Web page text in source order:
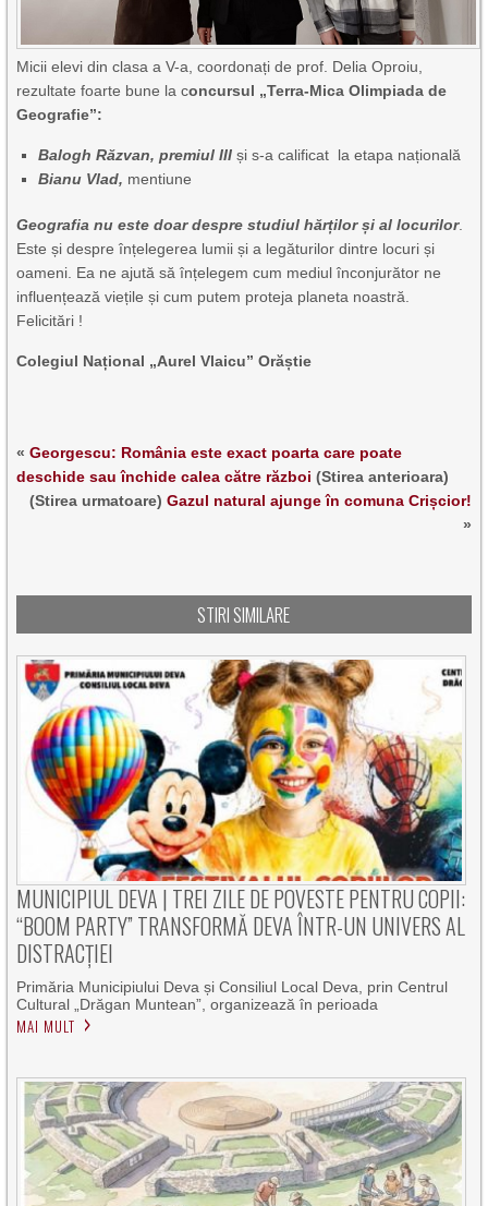
Micii elevi din clasa a V-a, coordonați de prof. Delia Oproiu,
rezultate foarte bune la concursul „Terra-Mica Olimpiada de
Geografie”:
Balogh Răzvan, premiul III și s-a calificat la etapa națională
Bianu Vlad, mentiune
Geografia nu este doar despre studiul hărților și al locurilor.
Este și despre înțelegerea lumii și a legăturilor dintre locuri și
oameni. Ea ne ajută să înțelegem cum mediul înconjurător ne
influențează viețile și cum putem proteja planeta noastră.
Felicitări !
Colegiul Național „Aurel Vlaicu” Orăștie
«Georgescu: România este exact poarta care poate
deschide sau închide calea către război (Stirea anterioara)
(Stirea urmatoare) Gazul natural ajunge în comuna Crișcior!
»
STIRI SIMILARE
MUNICIPIUL DEVA | TREI ZILE DE POVESTE PENTRU COPII:
“BOOM PARTY” TRANSFORMĂ DEVA ÎNTR-UN UNIVERS AL
DISTRACȚIEI
Primăria Municipiului Deva și Consiliul Local Deva, prin Centrul
Cultural „Drăgan Muntean”, organizează în perioada
MAI MULT